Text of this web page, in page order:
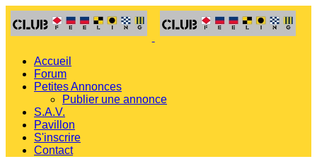
Accueil
Forum
Petites Annonces
Publier une annonce
S.A.V.
Pavillon
S'inscrire
Contact